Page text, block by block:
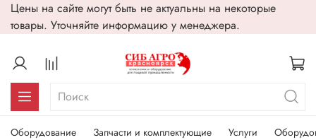
Цены на сайте могут быть не актуальны на некоторые
товары. Уточняйте информацию у менеджера.
Оборудование Запчасти и комплектующие Услуги